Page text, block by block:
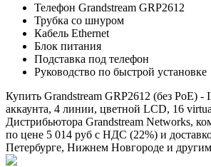
Телефон Grandstream GRP2612
Трубка со шнуром
Кабель Ethernet
Блок питания
Подставка под телефон
Руководство по быстрой установке
Купить Grandstream GRP2612 (без PoE) -
аккаунта, 4 линии, цветной LCD, 16
Дистрибьютора Grandstream Networks,
по цене 5 014 руб с НДС (22%) и
Петербурге, Нижнем Новгороде и